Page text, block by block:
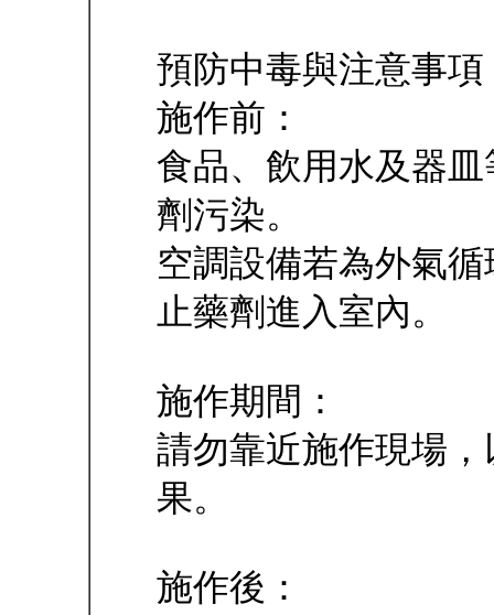
預防中毒與注意事項
施作前：
食品、飲用水及器
劑污染。
空調設備若為外氣
止藥劑進入室內。
施作期間：
請勿靠近施作現場
果。
施作後：